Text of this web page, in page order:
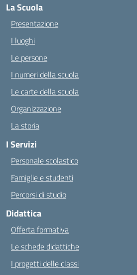
La Scuola
Presentazione
I luoghi
Le persone
I numeri della scuola
Le carte della scuola
Organizzazione
La storia
I Servizi
Personale scolastico
Famiglie e studenti
Percorsi di studio
Didattica
Offerta formativa
Le schede didattiche
I progetti delle classi